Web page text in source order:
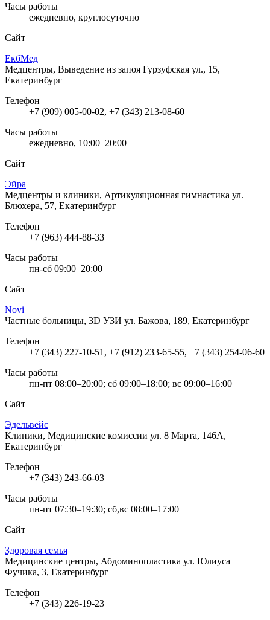
Часы работы
ежедневно, круглосуточно
Сайт
ЕкбМед
Медцентры, Выведение из запоя Гурзуфская ул., 15,
Екатеринбург
Телефон
+7 (909) 005-00-02, +7 (343) 213-08-60
Часы работы
ежедневно, 10:00–20:00
Сайт
Эйра
Медцентры и клиники, Артикуляционная гимнастика ул.
Блюхера, 57, Екатеринбург
Телефон
+7 (963) 444-88-33
Часы работы
пн-сб 09:00–20:00
Сайт
Novi
Частные больницы, 3D УЗИ ул. Бажова, 189, Екатеринбург
Телефон
+7 (343) 227-10-51, +7 (912) 233-65-55, +7 (343) 254-06-60
Часы работы
пн-пт 08:00–20:00; сб 09:00–18:00; вс 09:00–16:00
Сайт
Эдельвейс
Клиники, Медицинские комиссии ул. 8 Марта, 146А,
Екатеринбург
Телефон
+7 (343) 243-66-03
Часы работы
пн-пт 07:30–19:30; сб,вс 08:00–17:00
Сайт
Здоровая семья
Медицинские центры, Абдоминопластика ул. Юлиуса
Фучика, 3, Екатеринбург
Телефон
+7 (343) 226-19-23